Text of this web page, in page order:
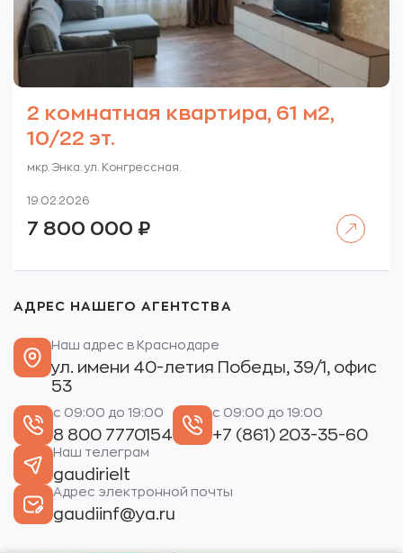
2 комнатная квартира, 61 м2,
10/22 эт.
мкр. Энка. ул. Конгрессная.
19.02.2026
7 800 000 ₽
АДРЕС НАШЕГО АГЕНТСТВА
Наш адрес в Краснодаре
ул. имени 40-летия Победы, 39/1, офис
53
с 09:00 до 19:00
8 800 7770154
с 09:00 до 19:00
+7 (861) 203-35-60
Наш телеграм
gaudirielt
Адрес электронной почты
gaudiinf@ya.ru